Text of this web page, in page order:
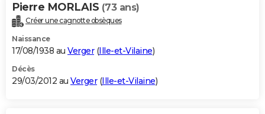
Pierre MORLAIS (73 ans)
Créer une cagnotte obsèques
Naissance
17/08/1938 au Verger(Ille-et-Vilaine)
Décès
29/03/2012 au Verger(Ille-et-Vilaine)